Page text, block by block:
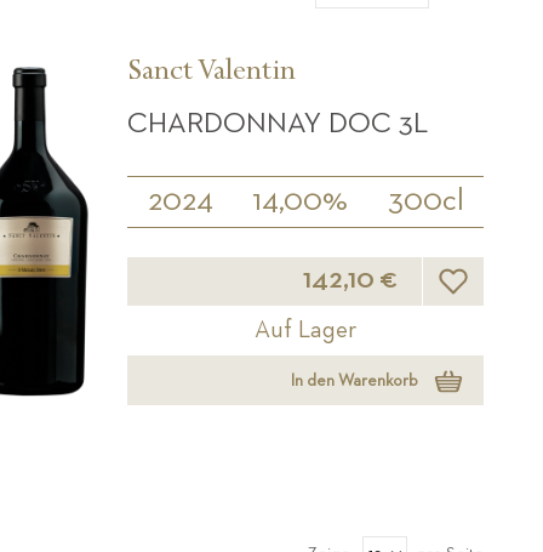
Sanct Valentin
CHARDONNAY DOC 3L
2024 14,00% 300cl
142,10 € Wunschliste
Auf Lager
In den Warenkorb